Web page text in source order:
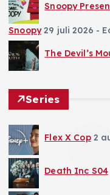
Snoopy
Snoopy 29 juli 2026 -
The Devil’s
Series
Flex X Cop 2
Death Inc S04